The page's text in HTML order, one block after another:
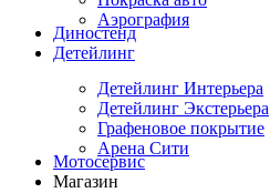
Аэрография
Диностенд
Детейлинг
Детейлинг Интерьера
Детейлинг Экстерьера
Графеновое покрытие
Арена Сити
Мотосервис
Магазин